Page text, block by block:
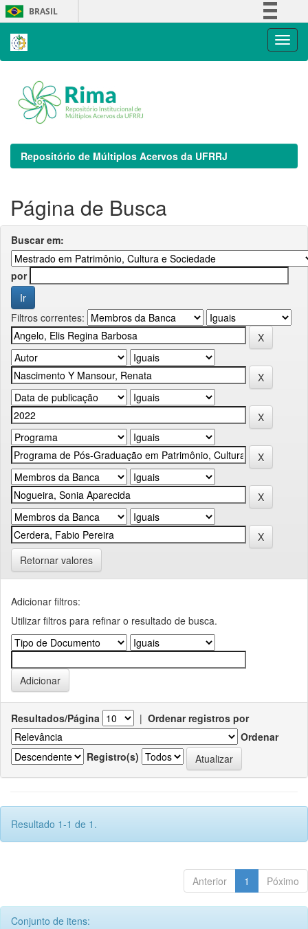
Skip
navigation
BRASIL
Repositório de Múltiplos Acervos da UFRRJ
Página de Busca
Buscar em:
por
Filtros correntes:
Retornar valores
Adicionar filtros:
Utilizar filtros para refinar o resultado de busca.
Resultados/Página | Ordenar registros por
Ordenar
Registro(s)
Resultado 1-1 de 1.
Anterior 1 Póximo
Conjunto de itens: